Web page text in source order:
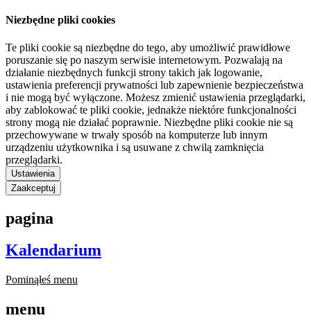
Niezbędne pliki cookies
Te pliki cookie są niezbędne do tego, aby umożliwić prawidłowe
poruszanie się po naszym serwisie internetowym. Pozwalają na
działanie niezbędnych funkcji strony takich jak logowanie,
ustawienia preferencji prywatności lub zapewnienie bezpieczeństwa
i nie mogą być wyłączone. Możesz zmienić ustawienia przeglądarki,
aby zablokować te pliki cookie, jednakże niektóre funkcjonalności
strony mogą nie działać poprawnie. Niezbędne pliki cookie nie są
przechowywane w trwały sposób na komputerze lub innym
urządzeniu użytkownika i są usuwane z chwilą zamknięcia
przeglądarki.
Ustawienia
Zaakceptuj
pagina
Kalendarium
Pominąłeś menu
menu